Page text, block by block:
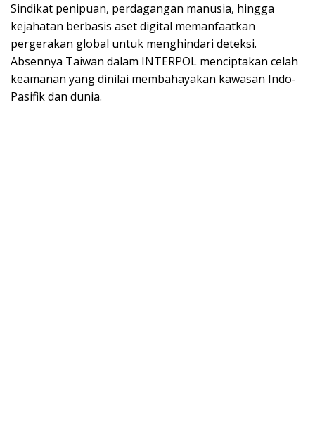
Sindikat penipuan, perdagangan manusia, hingga
kejahatan berbasis aset digital memanfaatkan
pergerakan global untuk menghindari deteksi.
Absennya Taiwan dalam INTERPOL menciptakan celah
keamanan yang dinilai membahayakan kawasan Indo-
Pasifik dan dunia.